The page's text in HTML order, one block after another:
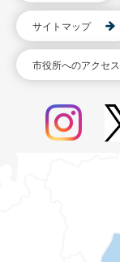
サイトマップ
市役所へのアクセス